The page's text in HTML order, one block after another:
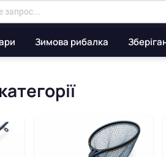
Зимова рибалка
—